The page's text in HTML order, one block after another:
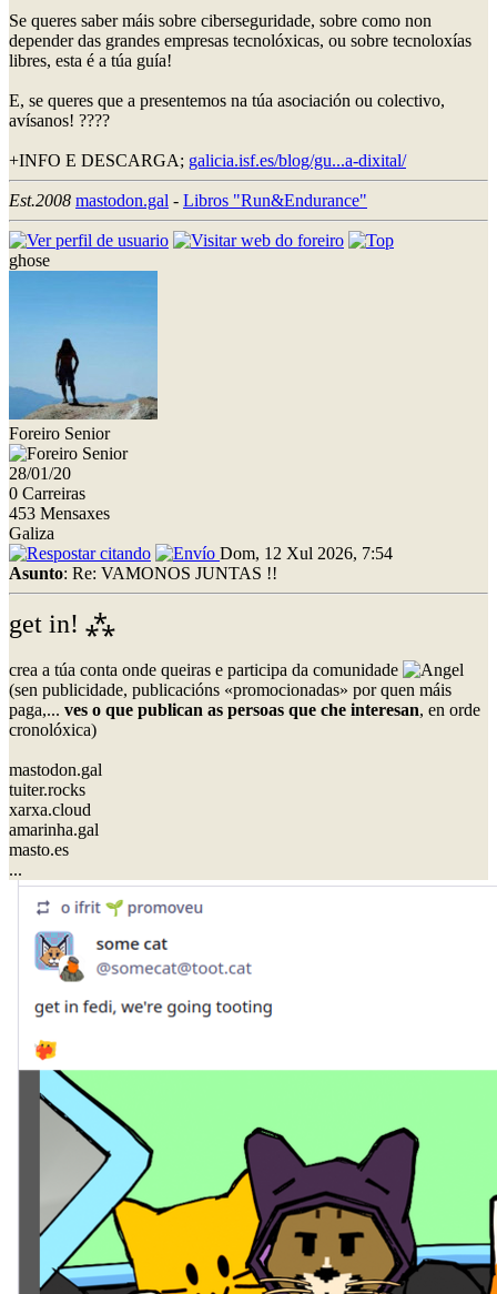
Se queres saber máis sobre ciberseguridade, sobre como non
depender das grandes empresas tecnolóxicas, ou sobre tecnoloxías
libres, esta é a túa guía!
E, se queres que a presentemos na túa asociación ou colectivo,
avísanos! ????
+INFO E DESCARGA; galicia.isf.es/blog/gu...a-dixital/
Est.2008 mastodon.gal - Libros "Run&Endurance"
ghose
Foreiro Senior
28/01/20
0 Carreiras
453 Mensaxes
Galiza
Dom, 12 Xul 2026, 7:54
Asunto: Re: VAMONOS JUNTAS !!
get in! ⁂
crea a túa conta onde queiras e participa da comunidade
(sen publicidade, publicacións «promocionadas» por quen máis
paga,... ves o que publican as persoas que che interesan, en orde
cronolóxica)
mastodon.gal
tuiter.rocks
xarxa.cloud
amarinha.gal
masto.es
...